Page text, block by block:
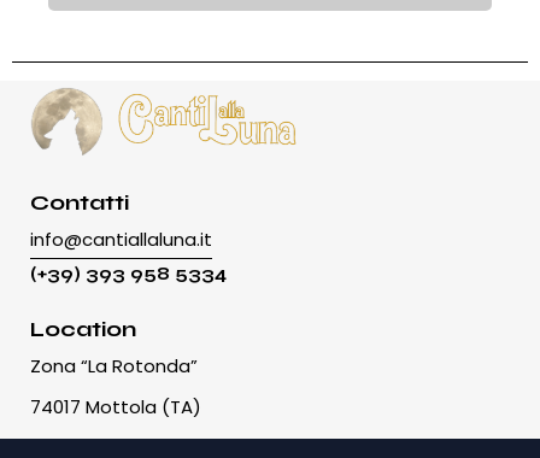
Contatti
info@cantiallaluna.it
(+39) 393 958 5334
Location
Zona “La Rotonda”
74017 Mottola (TA)